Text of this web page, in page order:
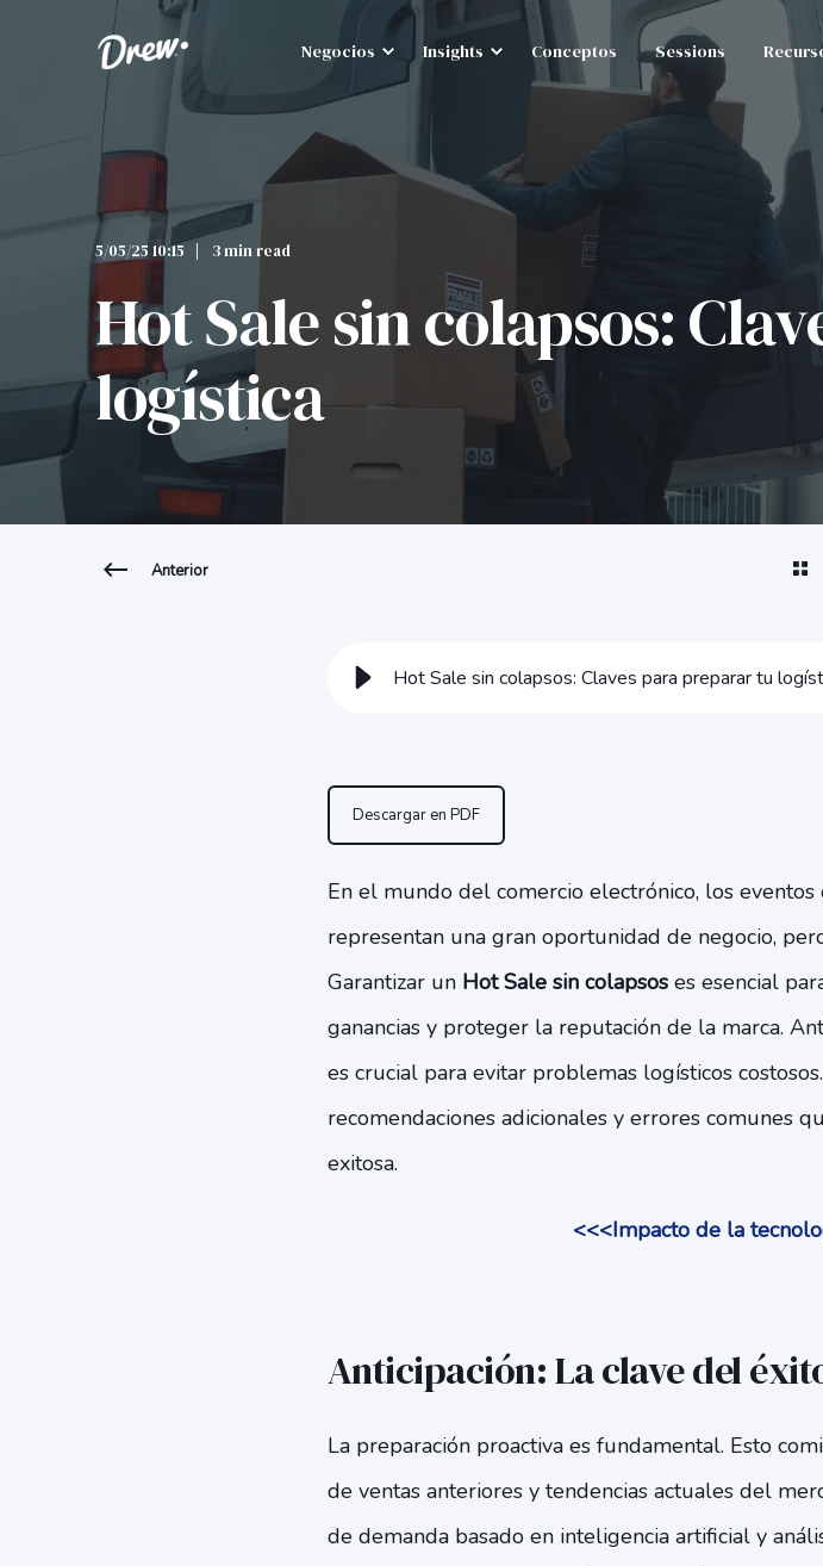
Negocios Insights Conceptos Sessions
5/05/25 10:15 3 min read
Hot Sale sin colapsos:
logística
Anterior
Hot Sale sin colapsos: Claves para preparar tu
Descargar en PDF
En el mundo del comercio electrónico, los
representan una gran oportunidad de negocio,
Garantizar un Hot Sale sin colapsoses esencial
ganancias y proteger la reputación de la marca.
es crucial para evitar problemas logísticos
recomendaciones adicionales y errores comunes
exitosa.
<<<Impacto de la
Anticipación: La clave del
La preparación proactiva es fundamental. Esto
de ventas anteriores y tendencias actuales del
de demanda basado en inteligencia artificial y